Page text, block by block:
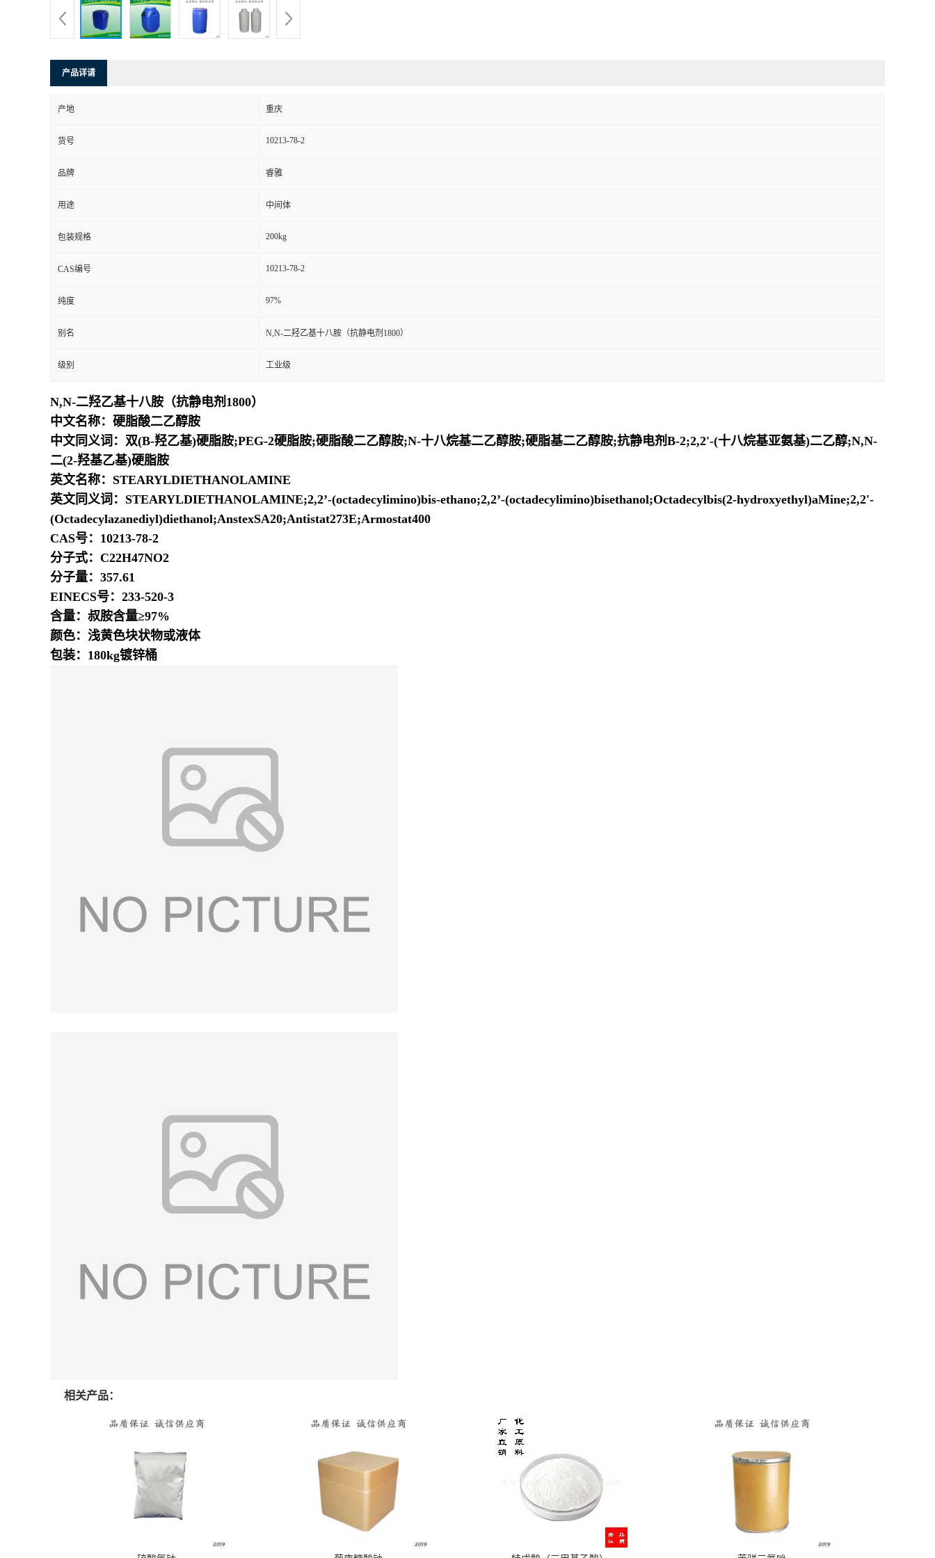
产品详请
产地 重庆
货号 10213-78-2
品牌 睿雅
用途 中间体
包装规格 200kg
CAS编号 10213-78-2
纯度 97%
别名 N,N-二羟乙基十八胺（抗静电剂1800）
级别 工业级
N,N-二羟乙基十八胺（抗静电剂1800）
中文名称：硬脂酸二乙醇胺
中文同义词：双(Β-羟乙基)硬脂胺;PEG-2硬脂胺;硬脂酸二乙醇胺;N-十八烷基二乙醇胺;硬脂基二乙醇胺;抗静电剂B-2;2,2'-(十八烷基亚氨基)二乙醇;N,N-
二(2-羟基乙基)硬脂胺
英文名称：STEARYLDIETHANOLAMINE
英文同义词：STEARYLDIETHANOLAMINE;2,2’-(octadecylimino)bis-ethano;2,2’-(octadecylimino)bisethanol;Octadecylbis(2-hydroxyethyl)aMine;2,2'-
(Octadecylazanediyl)diethanol;AnstexSA20;Antistat273E;Armostat400
CAS号：10213-78-2
分子式：C22H47NO2
分子量：357.61
EINECS号：233-520-3
含量：叔胺含量≥97%
颜色：浅黄色块状物或液体
包装：180kg镀锌桶
相关产品：